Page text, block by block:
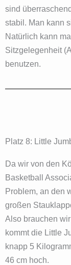
sind
stabil. Man kann
Natürlich kann
Sitzgelegenheit
benutzen.
Platz 8: Little
Da wir von den
Basketball
Problem, an den
großen
Also brauchen
kommt die Little
knapp 5
46 cm hoch.